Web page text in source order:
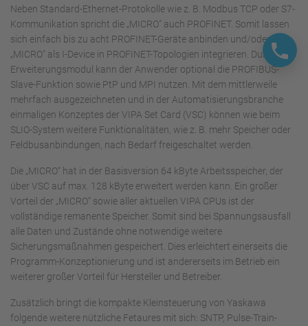
Neben Standard-Ethernet-Protokolle wie z. B. Modbus TCP oder S7-
Kommunikation spricht die „MICRO" auch PROFINET. Somit lassen
sich einfach bis zu acht PROFINET-Geräte anbinden und/oder die
„MICRO" als I-Device in PROFINET-Topologien integrieren. Durch ein
Erweiterungsmodul kann der Anwender optional die PROFIBUS-
Slave-Funktion sowie PtP und MPI nutzen. Mit dem mittlerweile
mehrfach ausgezeichneten und in der Automatisierungsbranche
einmaligen Konzeptes der VIPA Set Card (VSC) können wie beim
SLIO-System weitere Funktionalitäten, wie z. B. mehr Speicher oder
Feldbusanbindungen, nach Bedarf freigeschaltet werden.
Die „MICRO“ hat in der Basisversion 64 kByte Arbeitsspeicher, der
über VSC auf max. 128 kByte erweitert werden kann. Ein großer
Vorteil der „MICRO“ sowie aller aktuellen VIPA CPUs ist der
vollständige remanente Speicher. Somit sind bei Spannungsausfall
alle Daten und Zustände ohne notwendige weitere
Sicherungsmaßnahmen gespeichert. Dies erleichtert einerseits die
Programm-Konzeptionierung und ist andererseits im Betrieb ein
weiterer großer Vorteil für Hersteller und Betreiber.
Zusätzlich bringt die kompakte Kleinsteuerung von Yaskawa
folgende weitere nützliche Fetaures mit sich: SNTP, Pulse-Train-